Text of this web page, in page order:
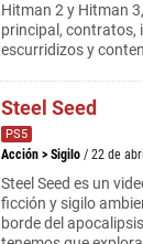
Hitman 2 y Hitman
principal, contratos,
escurridizos y
Steel Seed
PS5
Acción > Sigilo / 22 de
Steel Seed es un
ficción y sigilo
borde del